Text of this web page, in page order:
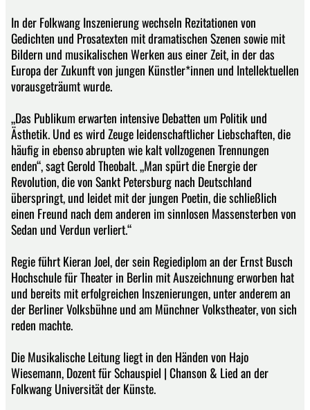
In der Folkwang Inszenierung wechseln Rezitationen von
Gedichten und Prosatexten mit dramatischen Szenen sowie mit
Bildern und musikalischen Werken aus einer Zeit, in der das
Europa der Zukunft von jungen Künstler*innen und Intellektuellen
vorausgeträumt wurde.
„Das Publikum erwarten intensive Debatten um Politik und
Ästhetik. Und es wird Zeuge leidenschaftlicher Liebschaften, die
häufig in ebenso abrupten wie kalt vollzogenen Trennungen
enden“, sagt Gerold Theobalt. „Man spürt die Energie der
Revolution, die von Sankt Petersburg nach Deutschland
überspringt, und leidet mit der jungen Poetin, die schließlich
einen Freund nach dem anderen im sinnlosen Massensterben von
Sedan und Verdun verliert.“
Regie führt Kieran Joel, der sein Regiediplom an der Ernst Busch
Hochschule für Theater in Berlin mit Auszeichnung erworben hat
und bereits mit erfolgreichen Inszenierungen, unter anderem an
der Berliner Volksbühne und am Münchner Volkstheater, von sich
reden machte.
Die Musikalische Leitung liegt in den Händen von Hajo
Wiesemann, Dozent für Schauspiel | Chanson & Lied an der
Folkwang Universität der Künste.